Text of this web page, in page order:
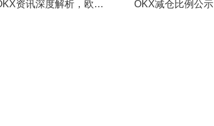
OKX资讯深度解析，欧易自动减仓排队机制全攻略